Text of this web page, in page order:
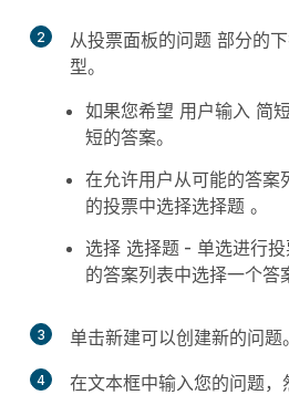
2 从投票面板的问题 部分的
型。
如果您希望 用户输入 简
短的答案。
在允许用户从可能的答案
的投票中选择选择题 。
选择 选择题 - 单选进行
的答案列表中选择一个答
3 单击新建可以创建新的问题。
4 在文本框中输入您的问题，